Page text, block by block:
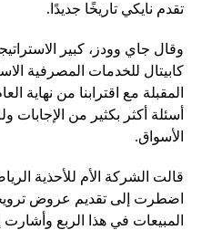
تقدم نايكي تاريخًا جديدًا.
وقال جاي وودز، كبير
كابيتال للخدمات المصرفية
المقبلة مع اقترابنا من نهاية
أسئلة أكثر بكثير من
الأسواق.
اضطرت إلى تقديم عروض
المبيعات في هذا الربع